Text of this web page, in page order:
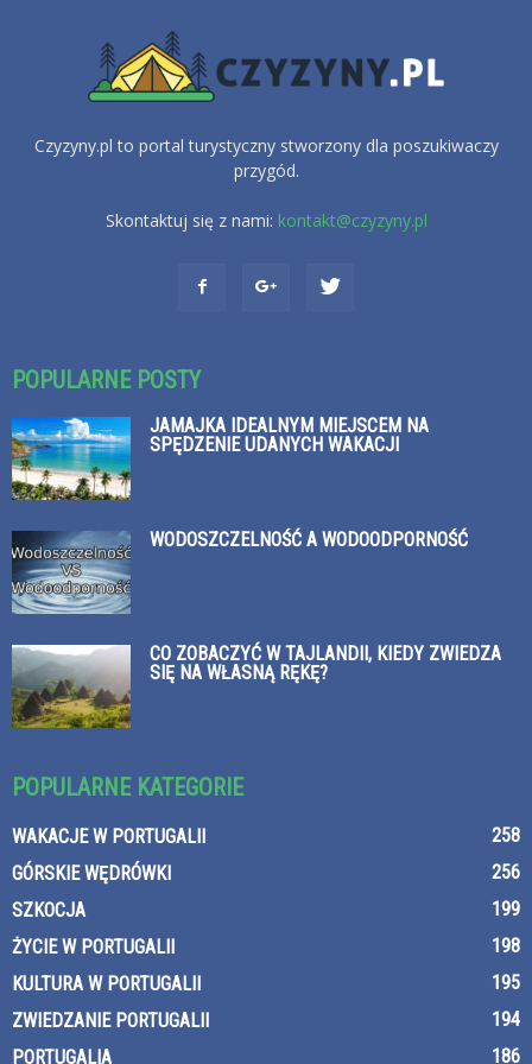
Czyzyny.pl to portal turystyczny stworzony dla poszukiwaczy
przygód.
Skontaktuj się z nami: kontakt@czyzyny.pl
POPULARNE POSTY
JAMAJKA IDEALNYM MIEJSCEM NA
SPĘDZENIE UDANYCH WAKACJI
WODOSZCZELNOŚĆ A WODOODPORNOŚĆ
CO ZOBACZYĆ W TAJLANDII, KIEDY ZWIEDZA
SIĘ NA WŁASNĄ RĘKĘ?
POPULARNE KATEGORIE
WAKACJE W PORTUGALII
258
GÓRSKIE WĘDRÓWKI
256
SZKOCJA
199
ŻYCIE W PORTUGALII
198
KULTURA W PORTUGALII
195
ZWIEDZANIE PORTUGALII
194
PORTUGALIA
186